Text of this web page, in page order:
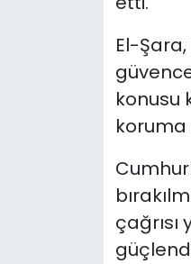
El-
konusu
koruma
çağrısı